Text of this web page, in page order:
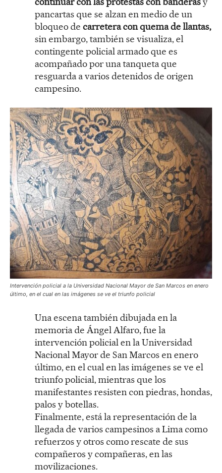
pancartas que se alzan en medio de un
bloqueo de carretera con quema de llantas,
sin embargo, también se visualiza, el
contingente policial armado que es
acompañado por una tanqueta que
resguarda a varios detenidos de origen
campesino.
Intervención policial a la Universidad Nacional Mayor de San Marcos en enero
último, en el cual en las imágenes se ve el triunfo policial
Una escena también dibujada en la
memoria de Ángel Alfaro, fue la
intervención policial en la Universidad
Nacional Mayor de San Marcos en enero
último, en el cual en las imágenes se ve el
triunfo policial, mientras que los
manifestantes resisten con piedras, hondas,
palos y botellas.
Finalmente, está la representación de la
llegada de varios campesinos a Lima como
refuerzos y otros como rescate de sus
compañeros y compañeras, en las
movilizaciones.